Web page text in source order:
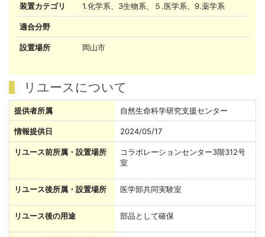
装置カテゴリ 1.化学系、3生物系、５.医学系、9.薬学系
適合分野
設置場所 岡山市
リユースについて
提供者所属 自然生命科学研究支援センター
情報提供日 2024/05/17
リユース前所属・設置場所
コラボレーションセンター3階312号
室
リユース後所属・設置場所 医学部共同実験室
リユース後の用途 部品として確保